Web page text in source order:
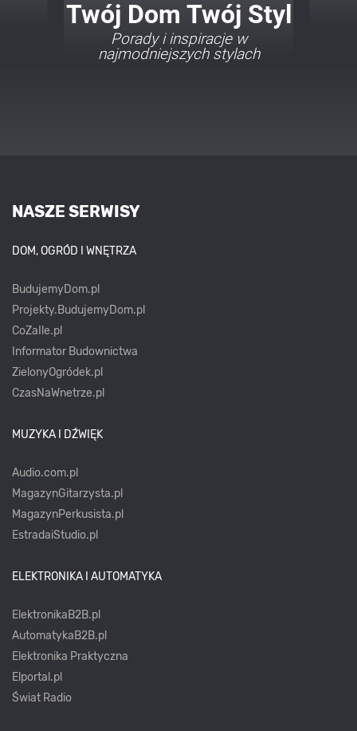
Twój Dom Twój Styl
Porady i inspiracje w
najmodniejszych stylach
NASZE SERWISY
DOM, OGRÓD I WNĘTRZA
BudujemyDom.pl
Projekty.BudujemyDom.pl
CoZaIle.pl
Informator Budownictwa
ZielonyOgródek.pl
CzasNaWnetrze.pl
MUZYKA I DŹWIĘK
Audio.com.pl
MagazynGitarzysta.pl
MagazynPerkusista.pl
EstradaiStudio.pl
ELEKTRONIKA I AUTOMATYKA
ElektronikaB2B.pl
AutomatykaB2B.pl
Elektronika Praktyczna
Elportal.pl
Świat Radio